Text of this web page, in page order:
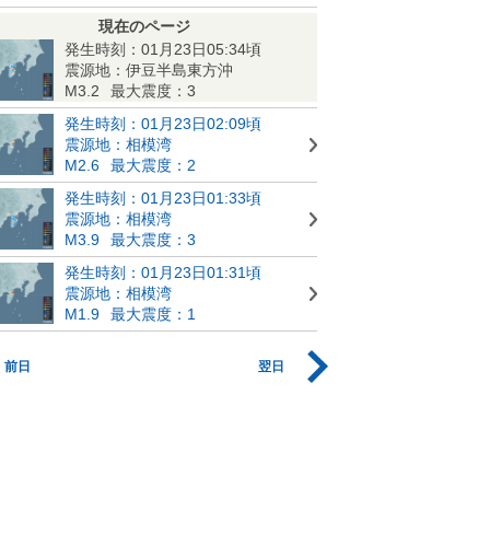
現在のページ
発生時刻：01月23日05:34頃
震源地：伊豆半島東方沖
M3.2
最大震度：3
発生時刻：01月23日02:09頃
震源地：相模湾
M2.6
最大震度：2
発生時刻：01月23日01:33頃
震源地：相模湾
M3.9
最大震度：3
発生時刻：01月23日01:31頃
震源地：相模湾
M1.9
最大震度：1
前日 翌日